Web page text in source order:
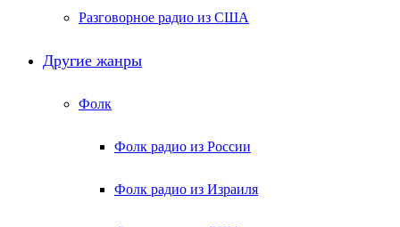
Разговорное радио из США
Другие жанры
Фолк
Фолк радио из России
Фолк радио из Израиля